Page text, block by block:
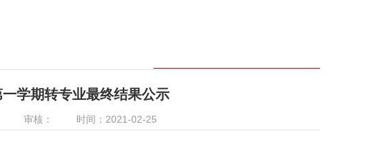
学期转专业最终结果公示
审核： 时间：2021-02-25